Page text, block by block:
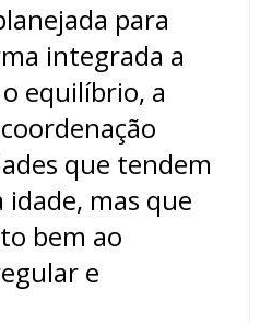
para
integrada a
equilíbrio, a
que tendem
idade, mas que
bem ao
e